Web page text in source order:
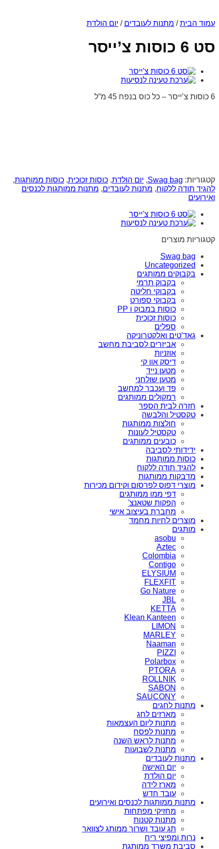
עמוד הבית / מתנות לעובדים / יום הולדת
סט 6 כוסות צ’ייסר
6 כוסות צ’ייסר – כל כוס בנפח 45 מ”ל
קטגוריות: Swag bag
, יום הולדת, כוסות זכוכית, כוסות ממותגות,
להגיד תודה ללקוח, מתנות לעובדים, מתנות ממותגות לכנסים
ואירועים
קטגוריות מוצרים
Swag bag
Uncategorized
בקבוקים ממותגים
בקבוק תרמי
בקבוקי חליטה
בקבוקי ספורט
כוסות במבוק ו PP
כוסות זכוכית
ספלים
גאד'טים ואלקטרוניקה
אביזרים לסביבת מחשב
אוזניות
דיסק און קי
מטען נייד
מטען שולחני
פד ועכבר למחשב
רמקולים ממותגים
חזרה לבית הספר
טקסטיל והלבשה
חולצות ממותגות
טקסטיל לעונות
כובעים ממותגים
ידידותי לסביבה
כוסות ממותגות
להגיד תודה ללקוח
מדבקות ממותגות
מוצרי דפוס לפרסום וקידום מכירות
דפי ממו ממותגים
הפקות שטאנצ'
מחברת בעיצוב אישי
מוצרים לחיות מחמד
מותגים
asobu
Aztec
Colombia
Contigo
ELYSIUM
FLEXFIT
Go Nature
JBL
KETTA
Klean Kanteen
LIMON
MARLEY
Naaman
PIZZI
Polarbox
PTORA
ROLLNIK
SABON
SAUCONY
מתנות לחגים
מארזים לחג
מתנות ליום העצמאות
מתנות לפסח
מתנות לראש השנה
מתנות לשבועות
מתנות לעובדים
יום האישה
יום הולדת
מארז לידה
עובד חדש
מתנות ממותגות לכנסים ואירועים
מחזיקי מפתחות
מתנות קטנות
תג עובד ושרוך ממותג לצוואר
נרות ומפיצי ריח
סביבת משרד ממותגת